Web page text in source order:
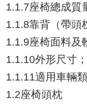
1.1.7座椅總成質
1.1.8靠背（帶頭
1.1.9座椅面料及
1.1.10外形尺寸；
1.1.11適用車輛
1.2座椅頭枕